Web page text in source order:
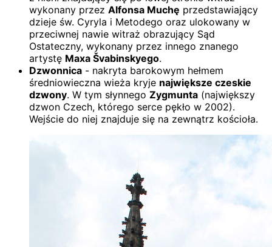
wykonany przez Alfonsa Muchę przedstawiający
dzieje św. Cyryla i Metodego oraz ulokowany w
przeciwnej nawie witraż obrazujący Sąd
Ostateczny, wykonany przez innego znanego
artystę Maxa Švabinskyego.
Dzwonnica - nakryta barokowym hełmem
średniowieczna wieża kryje największe czeskie
dzwony. W tym słynnego Zygmunta (największy
dzwon Czech, którego serce pękło w 2002).
Wejście do niej znajduje się na zewnątrz kościoła.